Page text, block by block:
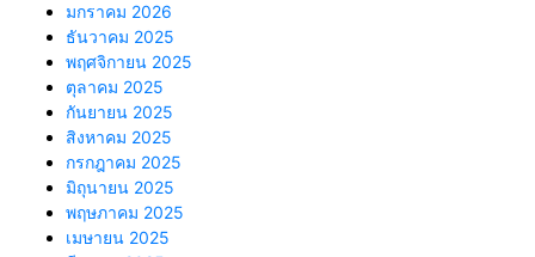
มกราคม 2026
ธันวาคม 2025
พฤศจิกายน 2025
ตุลาคม 2025
กันยายน 2025
สิงหาคม 2025
กรกฎาคม 2025
มิถุนายน 2025
พฤษภาคม 2025
เมษายน 2025